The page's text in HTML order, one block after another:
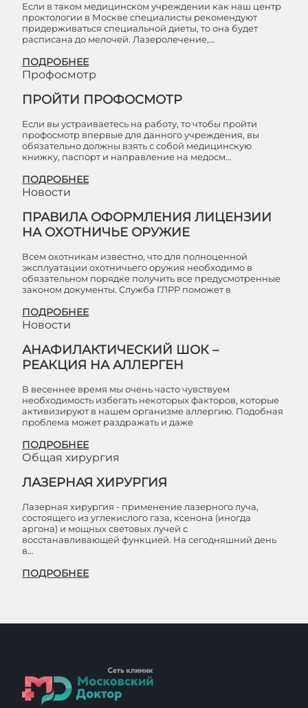
Если в таком медицинском учреждении как наш центр
проктологии в Москве специалисты рекомендуют
придерживаться специальной диеты, то она будет
расписана до мелочей. Лазеролечение,…
ПОДРОБНЕЕ
Профосмотр
ПРОЙТИ ПРОФОСМОТР
Если вы устраиваетесь на работу, то чтобы пройти
профосмотр впервые для данного учреждения, вы
обязательно должны взять с собой медицинскую
книжку, паспорт и направление на медосм…
ПОДРОБНЕЕ
Новости
ПРАВИЛА ОФОРМЛЕНИЯ ЛИЦЕНЗИИ
НА ОХОТНИЧЬЕ ОРУЖИЕ
Всем охотникам известно, что для полноценной
эксплуатации охотничьего оружия необходимо в
обязательном порядке получить все предусмотренные
законом документы. Служба ГЛРР поможет в
ПОДРОБНЕЕ
Новости
АНАФИЛАКТИЧЕСКИЙ ШОК –
РЕАКЦИЯ НА АЛЛЕРГЕН
В весеннее время мы очень часто чувствуем
необходимость избегать некоторых факторов, которые
активизируют в нашем организме аллергию. Подобная
проблема может раздражать и даже
ПОДРОБНЕЕ
Общая хирургия
ЛАЗЕРНАЯ ХИРУРГИЯ
Лазерная хирургия - применение лазерного луча,
состоящего из углекислого газа, ксенона (иногда
аргона) и мощных световых лучей с
восстанавливающей функцией. На сегодняшний день
в…
ПОДРОБНЕЕ